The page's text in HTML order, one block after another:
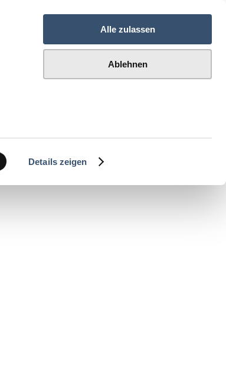
Details zeigen
Alle zulassen
Ablehnen